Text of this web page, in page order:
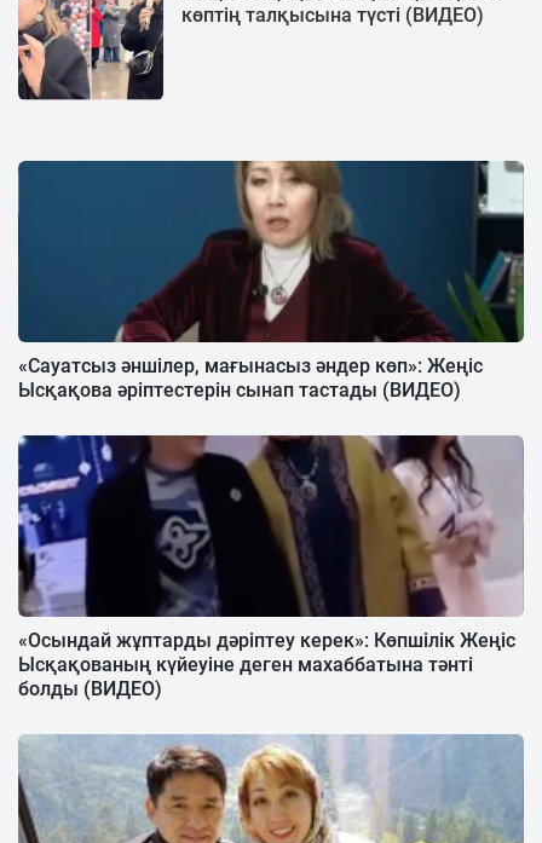
көптің талқысына түсті (ВИДЕО)
«Сауатсыз әншілер, мағынасыз әндер көп»: Жеңіс
Ысқақова әріптестерін сынап тастады (ВИДЕО)
«Осындай жұптарды дәріптеу керек»: Көпшілік Жеңіс
Ысқақованың күйеуіне деген махаббатына тәнті
болды (ВИДЕО)